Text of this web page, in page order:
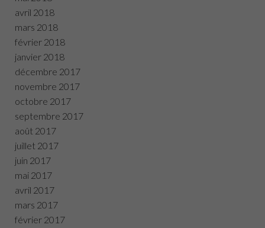
avril 2018
mars 2018
février 2018
janvier 2018
décembre 2017
novembre 2017
octobre 2017
septembre 2017
août 2017
juillet 2017
juin 2017
mai 2017
avril 2017
mars 2017
février 2017